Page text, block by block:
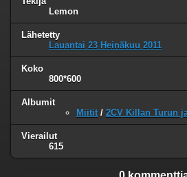
Lemon
Lähetetty
Lauantai 23 Heinäkuu 2011
Koko
800*600
Albumit
Miitit / 2CV Killan Turun
Vierailut
615